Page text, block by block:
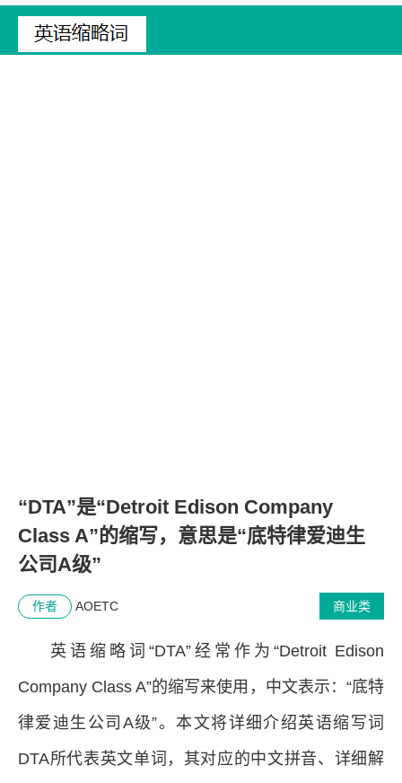
“DTA”是“Detroit Edison Company
Class A”的缩写，意思是“底特律爱迪生
公司A级”
商业类
作者 AOETC
英语缩略词“DTA”经常作为“Detroit Edison
Company Class A”的缩写来使用，中文表示：“底特
律爱迪生公司A级”。本文将详细介绍英语缩写词
DTA所代表英文单词，其对应的中文拼音、详细解